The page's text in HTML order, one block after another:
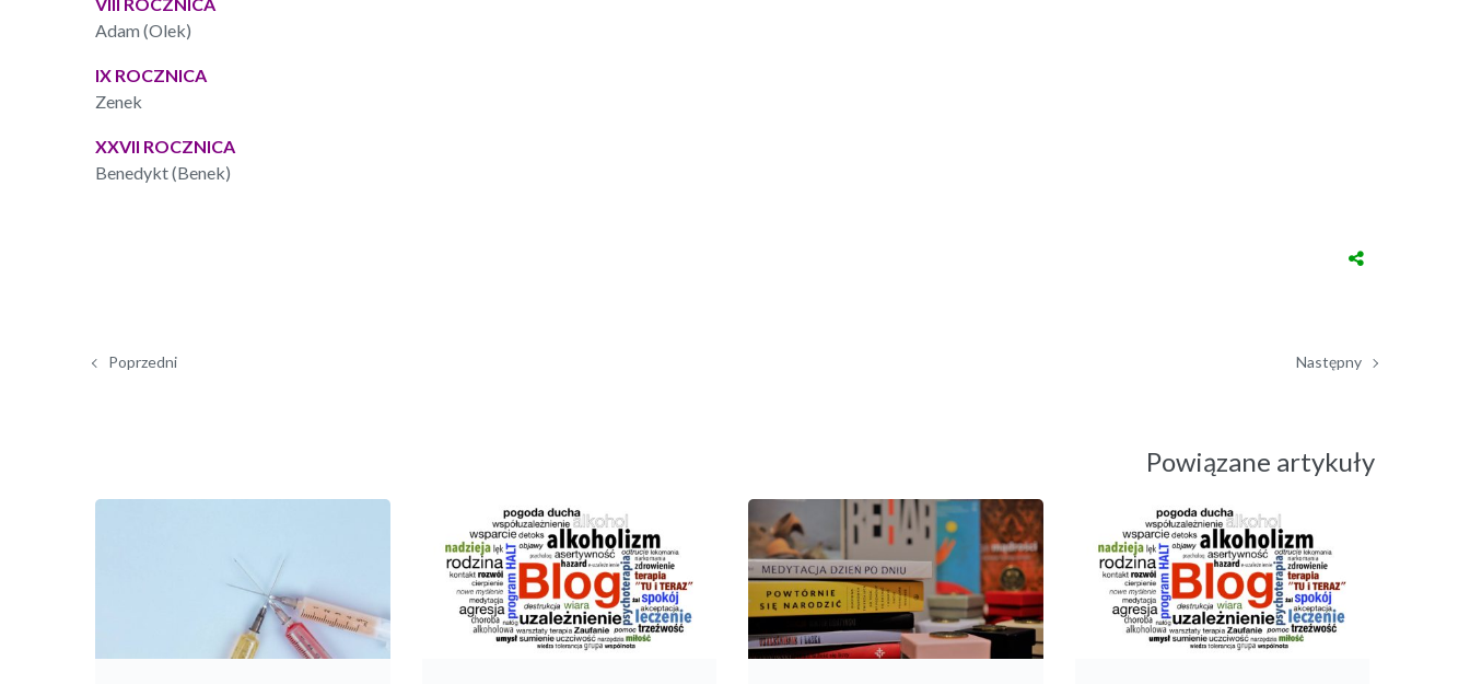
Adam (Olek)
IX ROCZNICA
Zenek
XXVII ROCZNICA
Benedykt (Benek)
Poprzedni Następny
Powiązane artykuły